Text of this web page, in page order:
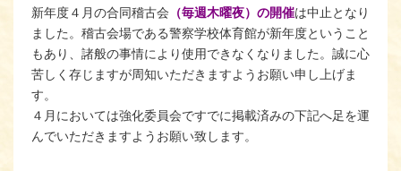
新年度４月の合同稽古会 （毎週木曜夜）の開催は中止となり
ました。稽古会場である警察学校体育館が新年度ということ
もあり、諸般の事情により使用できなくなりました。誠に心
苦しく存じますが周知いただきますようお願い申し上げま
す。
４月においては強化委員会ですでに掲載済みの下記へ足を運
んでいただきますようお願い致します。